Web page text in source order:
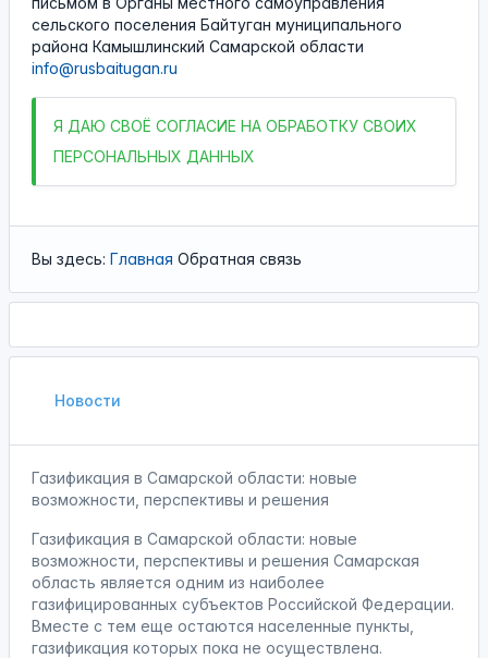
сельского поселения Байтуган муниципального
района Камышлинский Самарской области
info@rusbaitugan.ru
Я ДАЮ СВОЁ СОГЛАСИЕ НА ОБРАБОТКУ СВОИХ
ПЕРСОНАЛЬНЫХ ДАННЫХ
Вы здесь: Главная Обратная связь
Новости
Газификация в Самарской области: новые
возможности, перспективы и решения
Газификация в Самарской области: новые
возможности, перспективы и решения Самарская
область является одним из наиболее
газифицированных субъектов Российской Федерации.
Вместе с тем еще остаются населенные пункты,
газификация которых пока не осуществлена.